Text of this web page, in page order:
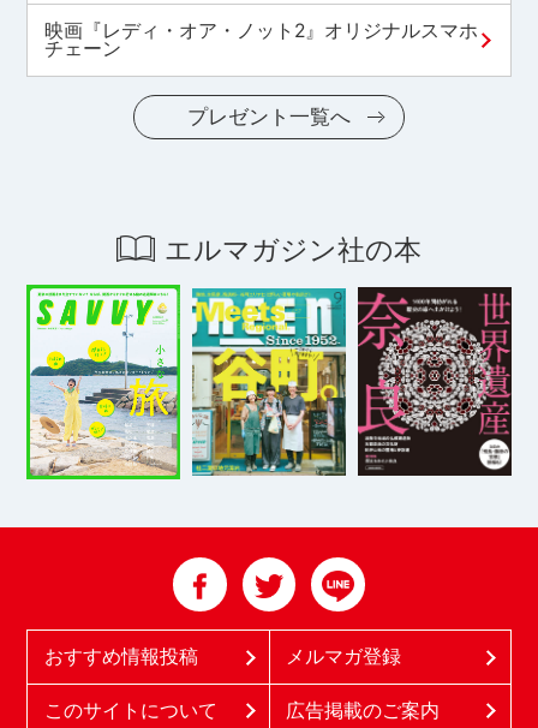
映画『レディ・オア・ノット2』オリジナルスマホ
チェーン
プレゼント一覧へ
エルマガジン社の本
おすすめ情報投稿 メルマガ登録
このサイトについて 広告掲載のご案内